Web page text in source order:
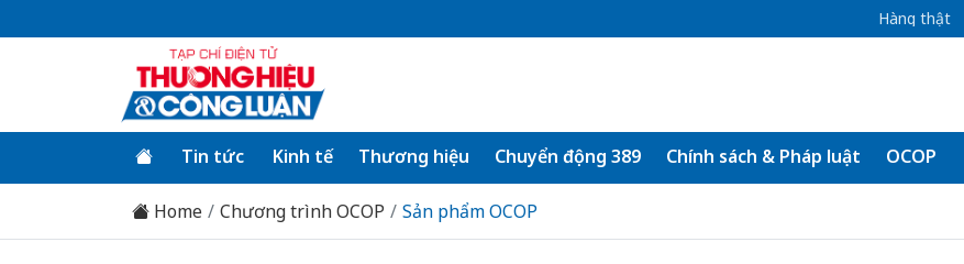
Hàng thật
Tin tức Kinh tế Thương hiệu Chuyển động 389 Chính sách & Pháp luật OCOP
Home Chương trình OCOP Sản phẩm OCOP